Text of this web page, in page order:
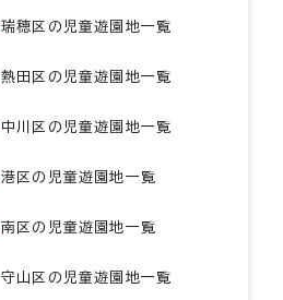
瑞穂区の児童遊園地一覧
熱田区の児童遊園地一覧
中川区の児童遊園地一覧
港区の児童遊園地一覧
南区の児童遊園地一覧
守山区の児童遊園地一覧